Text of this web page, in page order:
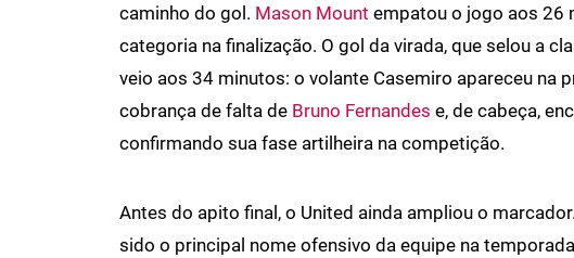
caminho do gol. Mason Mount empatou o jogo aos 26
categoria na finalização. O gol da virada, que selou a
veio aos 34 minutos: o volante Casemiro apareceu na
cobrança de falta de Bruno Fernandes e, de cabeça,
confirmando sua fase artilheira na competição.
Antes do apito final, o United ainda ampliou o marcador.
sido o principal nome ofensivo da equipe na